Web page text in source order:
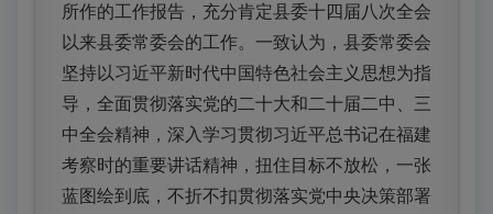
所作的工作报告，充分肯定县委十四届八次全会
以来县委常委会的工作。一致认为，县委常委会
坚持以习近平新时代中国特色社会主义思想为指
导，全面贯彻落实党的二十大和二十届二中、三
中全会精神，深入学习贯彻习近平总书记在福建
考察时的重要讲话精神，扭住目标不放松，一张
蓝图绘到底，不折不扣贯彻落实党中央决策部署